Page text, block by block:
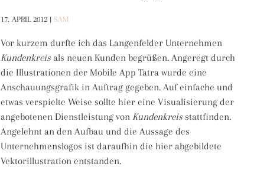
17. APRIL 2012 | SAM
Vor kurzem durfte ich das Langenfelder Unternehmen
Kundenkreis als neuen Kunden begrüßen. Angeregt durch
die Illustrationen der Mobile App Tatra wurde eine
Anschauungsgrafik in Auftrag gegeben. Auf einfache und
etwas verspielte Weise sollte hier eine Visualisierung der
angebotenen Dienstleistung von Kundenkreis stattfinden.
Angelehnt an den Aufbau und die Aussage des
Unternehmenslogos ist daraufhin die hier abgebildete
Vektorillustration entstanden.